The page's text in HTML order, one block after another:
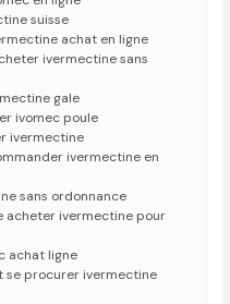
suisse
achat en ligne
ivermectine sans
gale
ivomec poule
ivermectine
ivermectine en
sans ordonnance
acheter ivermectine pour
achat ligne
se procurer ivermectine